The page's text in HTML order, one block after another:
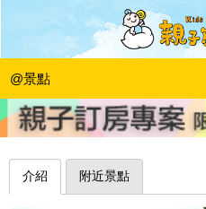
@景點
清涼一夏！五大主
烏山頭水庫風景區
珍太妃旅遊親子生活|2017-05-28
介紹 附近景點